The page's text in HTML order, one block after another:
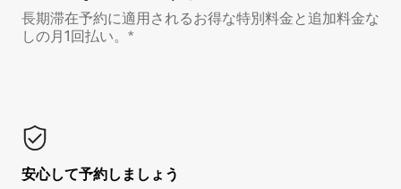
長期滞在予約に適用されるお得な特別料金と追加料金な
しの月1回払い。*
安心して予約しましょう